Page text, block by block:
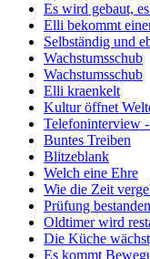
Es wird gebaut,
Elli bekommt
Selbständig und
Wachstumsschub
Wachstumsschub
Elli kraenkelt
Kultur öffnet
Telefoninterview
Buntes Treiben
Blitzeblank
Welch eine Ehre
Wie die Zeit
Prüfung
Oldtimer wird
Die Küche
Es kommt